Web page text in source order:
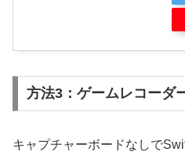
方法3：ゲームレコーダ
キャプチャーボードなしで